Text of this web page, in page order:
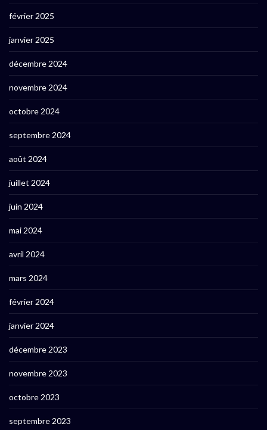
février 2025
janvier 2025
décembre 2024
novembre 2024
octobre 2024
septembre 2024
août 2024
juillet 2024
juin 2024
mai 2024
avril 2024
mars 2024
février 2024
janvier 2024
décembre 2023
novembre 2023
octobre 2023
septembre 2023